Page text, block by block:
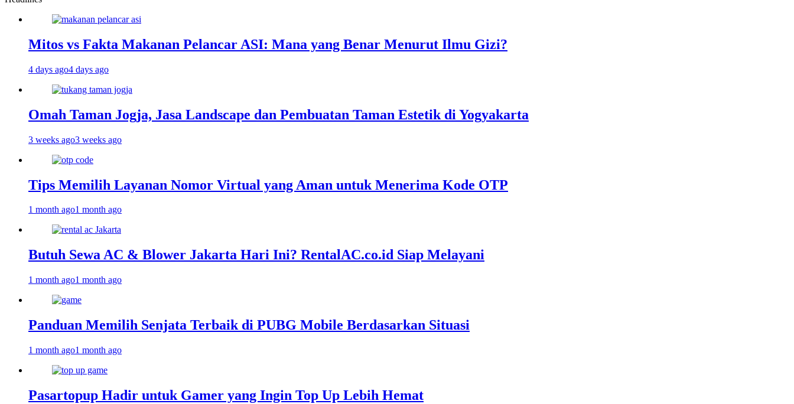
Mitos vs Fakta Makanan Pelancar ASI: Mana yang Benar Menurut Ilmu Gizi?
4 days ago4 days ago
Omah Taman Jogja, Jasa Landscape dan Pembuatan Taman Estetik di Yogyakarta
3 weeks ago3 weeks ago
Tips Memilih Layanan Nomor Virtual yang Aman untuk Menerima Kode OTP
1 month ago1 month ago
Butuh Sewa AC & Blower Jakarta Hari Ini? RentalAC.co.id Siap Melayani
1 month ago1 month ago
Panduan Memilih Senjata Terbaik di PUBG Mobile Berdasarkan Situasi
1 month ago1 month ago
Pasartopup Hadir untuk Gamer yang Ingin Top Up Lebih Hemat